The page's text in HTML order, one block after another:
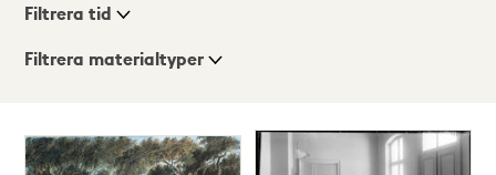
Visningsläge
ListaKarta
Filtrera tid
Filtrera materialtyper
träffar